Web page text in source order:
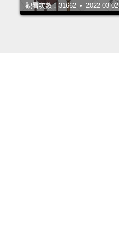
觀看次數：31662 • 2022-03-02